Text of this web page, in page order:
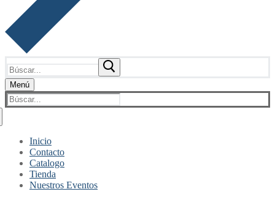
Menú
Buscar:
Inicio
Contacto
Catalogo
Tienda
Nuestros Eventos